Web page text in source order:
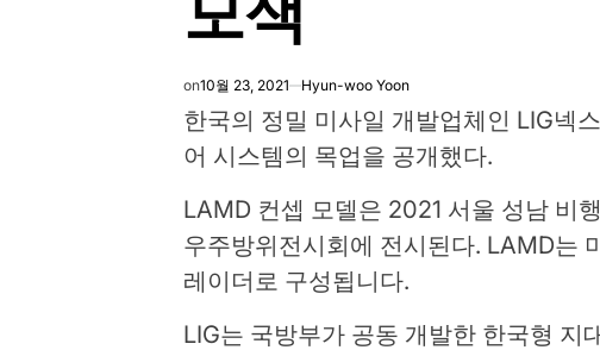
on10월 23, 2021 Hyun-woo Yoon
한국의 정밀 미사일 개발업체인 LIG넥
어 시스템의 목업을 공개했다.
LAMD 컨셉 모델은 2021 서울 성남 비
우주방위전시회에 전시된다. LAMD는
레이더로 구성됩니다.
LIG는 국방부가 공동 개발한 한국형 지